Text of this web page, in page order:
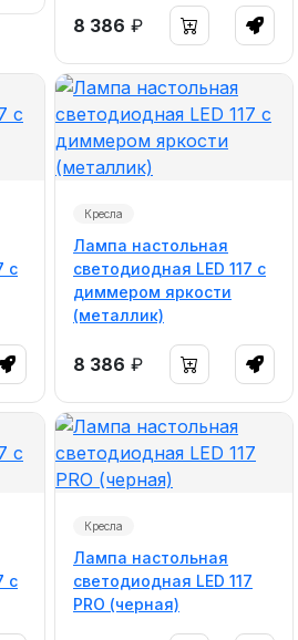
8 386 ₽
с
Кресла
Лампа настольная
светодиодная LED 117 с
диммером яркости
(металлик)
8 386 ₽
с
Кресла
Лампа настольная
светодиодная LED 117
PRO (черная)